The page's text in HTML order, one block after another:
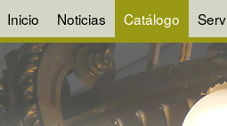
Inicio Noticias Catálogo